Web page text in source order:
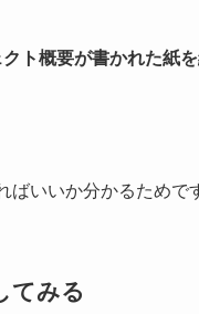
クト概要が書かれた紙
いいか分かるためで
てみる